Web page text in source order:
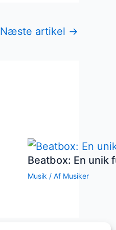
Næste artikel →
Beatbox: En unik
Musik / Af Musiker